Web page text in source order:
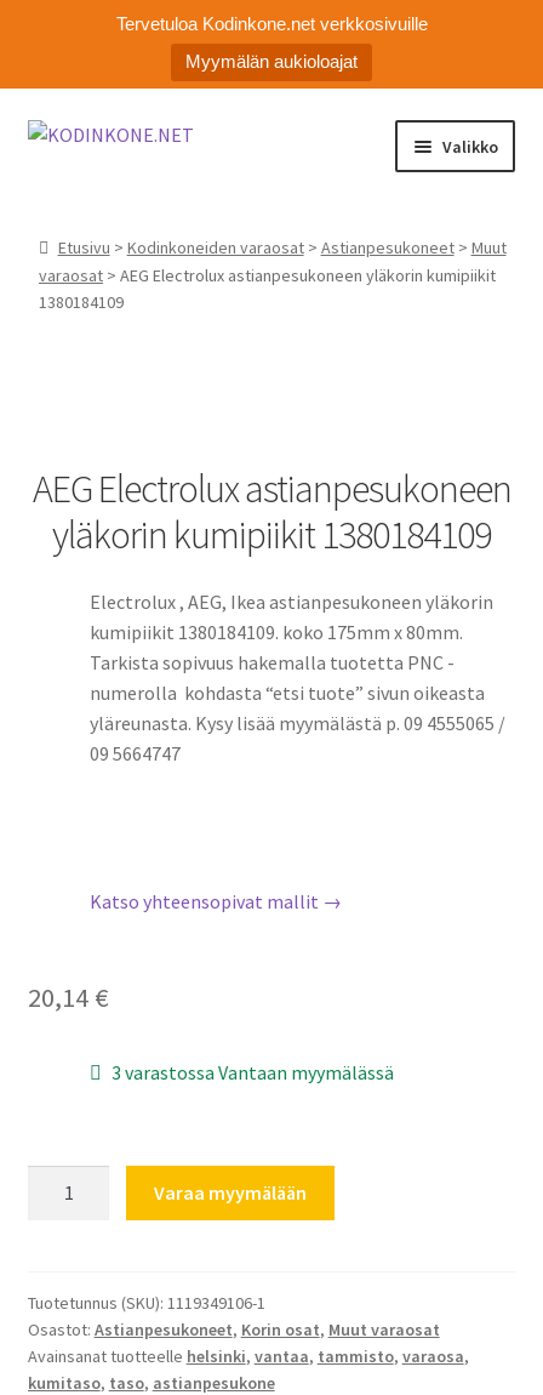
Tervetuloa Kodinkone.net verkkosivuille
Myymälän aukioloajat
Siirry
Siirry
Valikko
tason
valikko
Ota yhteyttä
Etusivu > Kodinkoneiden varaosat> Astianpesukoneet> Muut
varaosat > AEG Electrolux astianpesukoneen yläkorin kumipiikit
1380184109
AEG Electrolux astianpesukoneen
yläkorin kumipiikit 1380184109
Electrolux , AEG, Ikea astianpesukoneen yläkorin
kumipiikit 1380184109. koko 175mm x 80mm.
Tarkista sopivuus hakemalla tuotetta PNC -
numerolla kohdasta “etsi tuote” sivun oikeasta
yläreunasta. Kysy lisää myymälästä p. 09 4555065 /
09 5664747
Katso yhteensopivat mallit →
20,14 €
3 varastossa Vantaan myymälässä
kumipiikit
1380184109
määrä
Varaa myymälään
Tuotetunnus (SKU): 1119349106-1
Osastot: Astianpesukoneet, Korin osat, Muut varaosat
Avainsanat tuotteelle helsinki, vantaa, tammisto, varaosa,
kumitaso, taso, astianpesukone